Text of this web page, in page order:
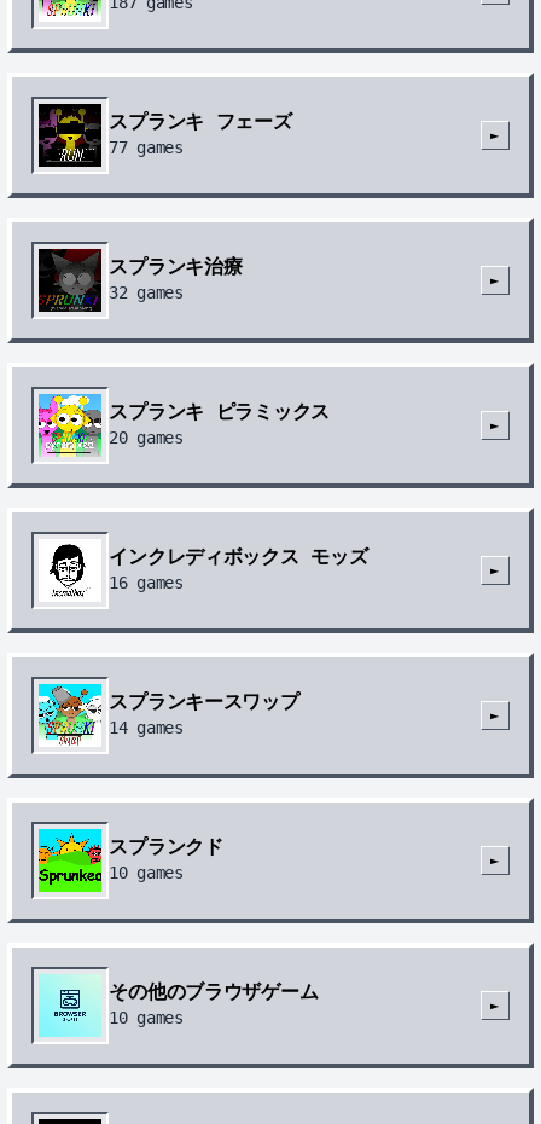
スプランキ フェーズ
77games
►
スプランキ治療
32games
►
スプランキ ピラミックス
20games
►
インクレディボックス モッズ
16games
►
スプランキースワップ
14games
►
スプランクド
10games
►
その他のブラウザゲーム
10games
►